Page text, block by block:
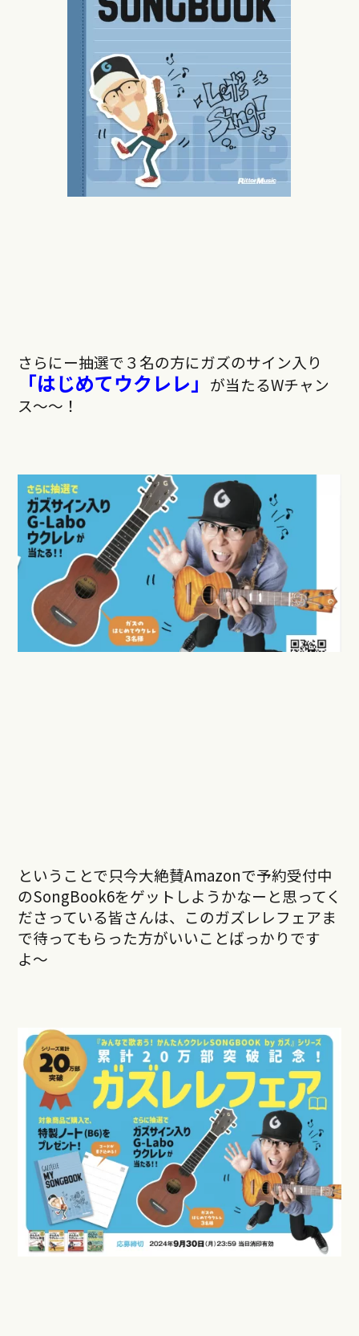
さらにー抽選で３名の方にガズのサイン入り
「はじめてウクレレ」 が当たるWチャン
ス〜〜！
ということで只今大絶賛Amazonで予約受付中
のSongBook6をゲットしようかなーと思ってく
ださっている皆さんは、このガズレレフェアま
で待ってもらった方がいいことばっかりです
よ〜